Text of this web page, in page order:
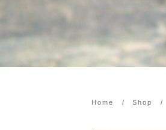
Home / Shop /